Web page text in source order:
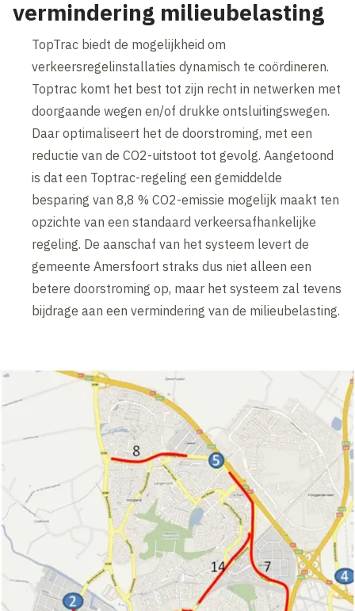
vermindering milieubelasting
TopTrac biedt de mogelijkheid om
verkeersregelinstallaties dynamisch te coördineren.
Toptrac komt het best tot zijn recht in netwerken met
doorgaande wegen en/of drukke ontsluitingswegen.
Daar optimaliseert het de doorstroming, met een
reductie van de CO2-uitstoot tot gevolg. Aangetoond
is dat een Toptrac-regeling een gemiddelde
besparing van 8,8 % CO2-emissie mogelijk maakt ten
opzichte van een standaard verkeersafhankelijke
regeling. De aanschaf van het systeem levert de
gemeente Amersfoort straks dus niet alleen een
betere doorstroming op, maar het systeem zal tevens
bijdrage aan een vermindering van de milieubelasting.